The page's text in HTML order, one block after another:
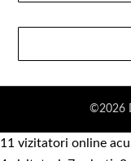
©2026
11 vizitatori online